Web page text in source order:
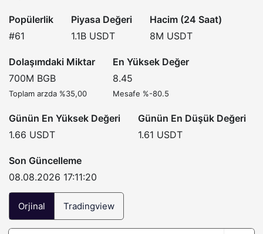
Popülerlik
#61
Piyasa Değeri
1.1B USDT
Hacim (24 Saat)
8M USDT
Dolaşımdaki Miktar
700M BGB
Toplam arzda %35,00
En Yüksek Değer
8.45
Mesafe %-80.5
Günün En Yüksek Değeri
1.66 USDT
Günün En Düşük Değeri
1.61 USDT
Son Güncelleme
08.08.2026 17:11:20
Orjinal Tradingview